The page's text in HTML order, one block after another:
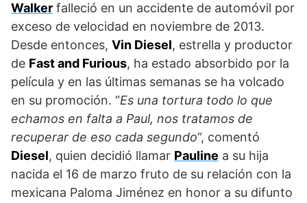
Walker falleció en un accidente de automóvil por
exceso de velocidad en noviembre de 2013.
Desde entonces, Vin Diesel, estrella y productor
de Fast and Furious, ha estado absorbido por la
película y en las últimas semanas se ha volcado
en su promoción. “Es una tortura todo lo que
echamos en falta a Paul, nos tratamos de
recuperar de eso cada segundo“, comentó
Diesel, quien decidió llamar Pauline a su hija
nacida el 16 de marzo fruto de su relación con la
mexicana Paloma Jiménez en honor a su difunto